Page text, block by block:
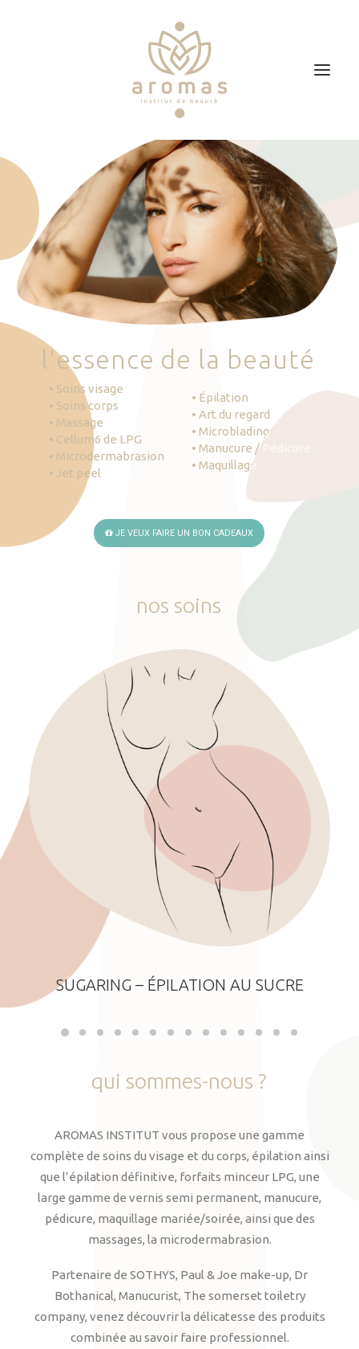
Soins
Je veux faire un bon cadeau
Plan d’accès
Prendre RDV
'essence de la beauté
• Soins visage
• Soins corps
• Massage
• Cellum6 de LPG
• Microdermabrasion
• Jet peel
• Épilation
• Art du regard
• Microblading
• Manucure / Pédicure
• Maquillage
JE VEUX FAIRE UN BON CADEAUX
nos soins
SUGARING – ÉPILATION AU SUCRE
qui sommes-nous ?
AROMAS INSTITUT vous propose une gamme
complète de soins du visage et du corps, épilation ainsi
que l’épilation définitive, forfaits minceur LPG, une
large gamme de vernis semi permanent, manucure,
pédicure, maquillage mariée/soirée, ainsi que des
massages, la microdermabrasion.
Partenaire de SOTHYS, Paul & Joe make-up, Dr
Bothanical, Manucurist, The somerset toiletry
company, venez découvrir la délicatesse des produits
combinée au savoir faire professionnel.